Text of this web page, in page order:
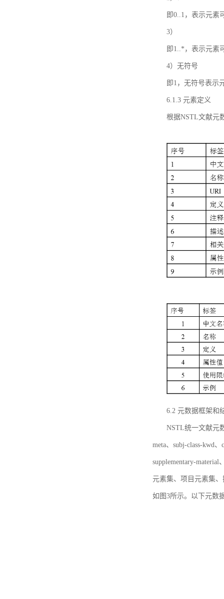
即0..1，表示元素
3）
即1..*，表示元素
4）无符号
即1，无符号表示
6.1.3 元素定义
根据NSTL文献元
6.2 元数据框架和
NSTL统一文献元
meta、subj-class-kwd
supplementary-
元素集、项目元素集
如图3所示。以下元数